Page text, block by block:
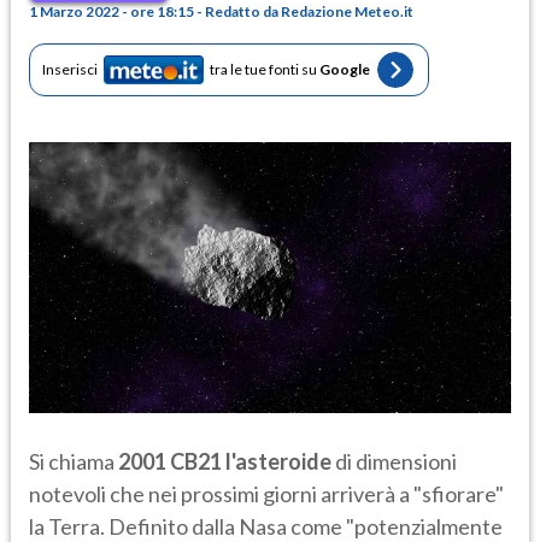
1 Marzo 2022 - ore 18:15 - Redatto da Redazione Meteo.it
Inserisci tra le tue fonti su Google
Si chiama 2001 CB21 l'asteroidedi dimensioni
notevoli che nei prossimi giorni arriverà a "sfiorare"
la Terra. Definito dalla Nasa come "potenzialmente